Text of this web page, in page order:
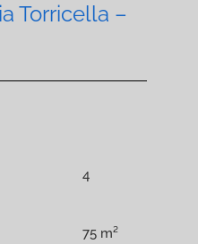
Torricella –
4
75 m²